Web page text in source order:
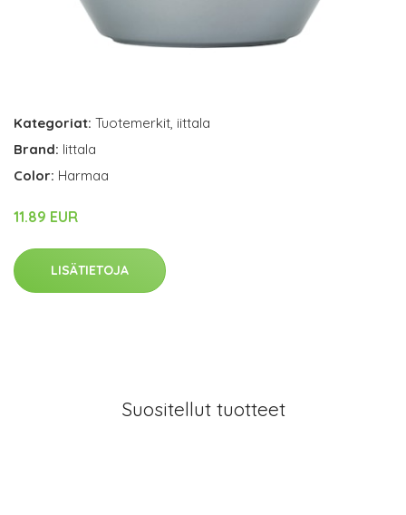
Kategoriat: Tuotemerkit, iittala
Brand: Iittala
Color: Harmaa
11.89 EUR
LISÄTIETOJA
Suositellut tuotteet